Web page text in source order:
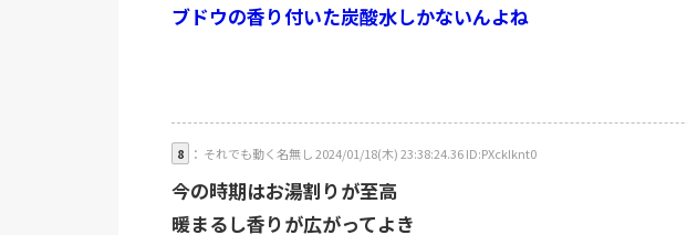
ブドウの香り付いた炭酸水しかないんよね
8 ： それでも動く名無し 2024/01/18(木) 23:38:24.36 ID:PXckIknt0
今の時期はお湯割りが至高
暖まるし香りが広がってよき